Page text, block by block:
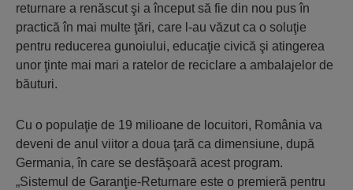
returnare a renăscut şi a început să fie din nou pus în
practică în mai multe ţări, care l-au văzut ca o soluţie
pentru reducerea gunoiului, educaţie civică şi atingerea
unor ţinte mai mari a ratelor de reciclare a ambalajelor de
băuturi.
Cu o populaţie de 19 milioane de locuitori, România va
deveni de anul viitor a doua ţară ca dimensiune, după
Germania, în care se desfăşoară acest program.
„Sistemul de Garanţie-Returnare este o premieră pentru